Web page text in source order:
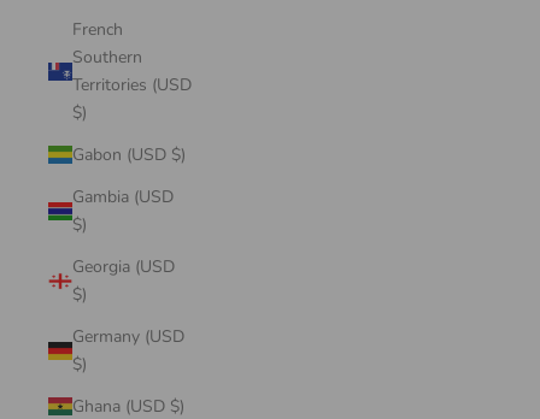
French
Southern
Territories (USD
$)
Gabon (USD $)
Gambia (USD
$)
Georgia (USD
$)
Germany (USD
$)
Ghana (USD $)